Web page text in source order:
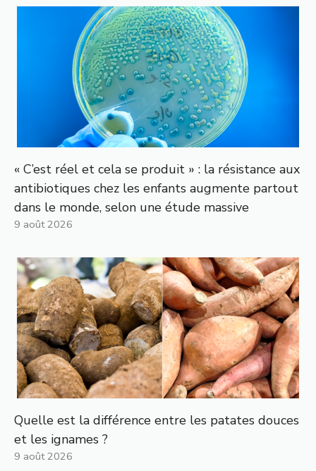
« C’est réel et cela se produit » : la résistance aux
antibiotiques chez les enfants augmente partout
dans le monde, selon une étude massive
9 août 2026
Quelle est la différence entre les patates douces
et les ignames ?
9 août 2026